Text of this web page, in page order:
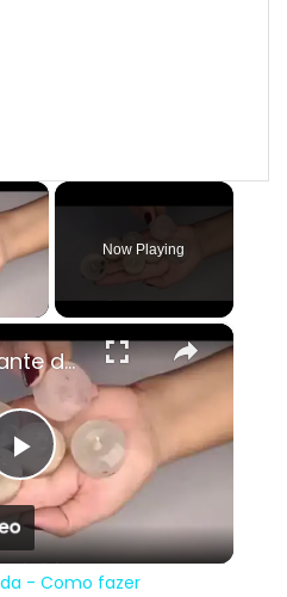
×
Now Playing
×
Play
Video
Velas Flutuante decorada - Como fazer
- Como fazer